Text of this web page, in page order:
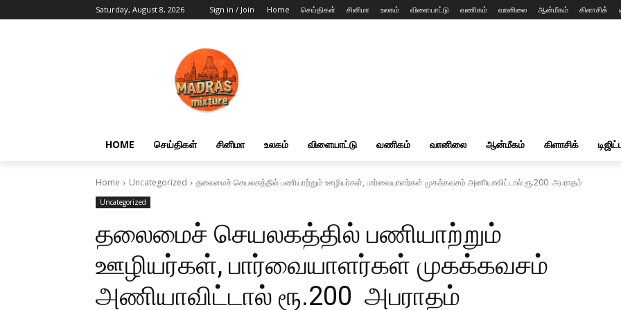
Saturday, August 8, 2026 Sign in / Join Home செய்திகள் சினிமா உலகம் விளையாட்டு வணிகம் வானிலை ஆன்மீகம் கிளாசிக்
HOME செய்திகள் சினிமா உலகம் விளையாட்டு வணிகம் வானிலை ஆன்மீகம் கிளாசிக்
Home Uncategorized தலைமைச் செயலகத்தில் பணியாற்றும் ஊழியர்கள், பார்வையாளர்கள் முகக்கவசம் அணியாவிட்டால் ரூ.200 அபராதம்
Uncategorized
தலைமைச் செயலகத்தில் பணியாற்றும்
ஊழியர்கள், பார்வையாளர்கள் முகக்கவசம்
அணியாவிட்டால் ரூ.200 அபராதம்